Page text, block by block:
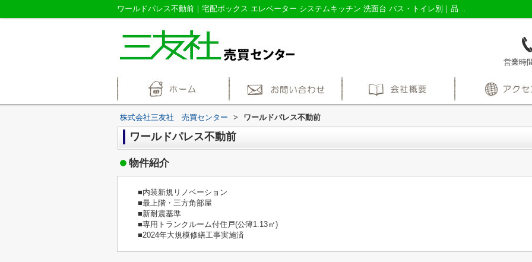
ワールドパレス不動前｜宅配ボックス エレベーター システムキッチン 洗面台 バス・トイレ別｜品川区・目黒区・大田区の不動産売買なら株式会社三友社売買センター
営業時
株式会社三友社 売買センター > ワールドパレス不動前
ワールドパレス不動前
物件紹介
■内装新規リノベーション
■最上階・三方角部屋
■新耐震基準
■専用トランクルーム付住戸(公簿1.13㎡)
■2024年大規模修繕工事実施済